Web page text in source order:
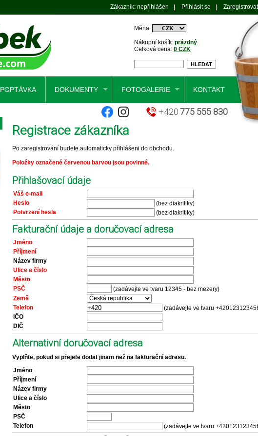
Registrace zákazníka
Po zaregistrování budete automaticky přihlášeni do obchodu.
Položky označené červenou barvou jsou povinné.
Přihlašovací údaje
Váš e-mail
Heslo
(bez diakritiky)
Potvrzení hesla
(bez diakritiky)
Fakturační údaje a doručovací adresa
Jméno
Příjmení
Název firmy
Ulice a číslo
Město
PSČ
(zadávejte ve tvaru 12345 - bez mezery)
Země
Telefon
(zadávejte ve tvaru
IČO
DIČ
Alternativní doručovací adresa
Vyplňte, pokud si přejete dodat jinam než na fakturační adresu.
Jméno
Příjmení
Název firmy
Ulice a číslo
Město
PSČ
Telefon
(zadávejte ve tvaru
Nákupní košík: prázdný
Celková cena: 0 CZK
Měna:
Zákazník: nepřihlášen Přihlásit se
POPTÁVKA DOKUMENTY FOTOGALERIE KONTAKT
+420775 555 830